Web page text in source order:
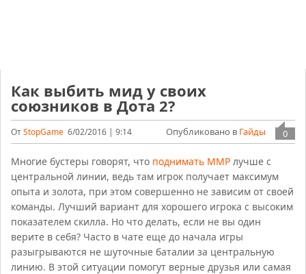
Как выбить мид у своих
союзников в Дота 2?
ОтStopGame 6/02/2016 | 9:14 0
Опубликовано в Гайды
Многие бустеры говорят, что поднимать ММР лучше с
центральной линии, ведь там игрок получает максимум
опыта и золота, при этом совершенно не зависим от своей
команды. Лучший вариант для хорошего игрока с высоким
показателем скилла. Но что делать, если не вы один
верите в себя? Часто в чате еще до начала игры
разыгрываются не шуточные баталии за центральную
линию. В этой ситуации помогут верные друзья или самая